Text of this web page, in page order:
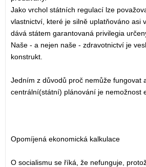
Jako vrchol státních regulací lze
vlastnictví, které je silně uplatňováno asi
dává státem garantovaná privilegia
Naše - a nejen naše - zdravotnictví je
konstrukt.
Jedním z důvodů proč nemůže fungovat
centrální(státní) plánování je nemožnost
Opomíjená ekonomická kalkulace
O socialismu se říká, že nefunguje,